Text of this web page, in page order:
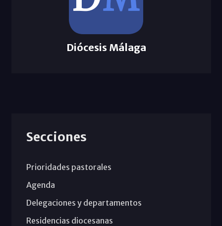
Diócesis Málaga
Secciones
Prioridades pastorales
Agenda
Delegaciones y departamentos
Residencias diocesanas